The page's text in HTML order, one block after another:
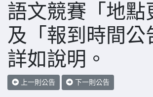
語文競賽「地點
及「報到時間公
詳如說明。
上一則公告 下一則公告